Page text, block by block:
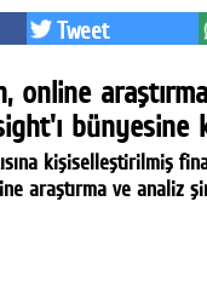
Tweet
online
bünyesine
kişiselleştirilmiş
araştırma ve analiz